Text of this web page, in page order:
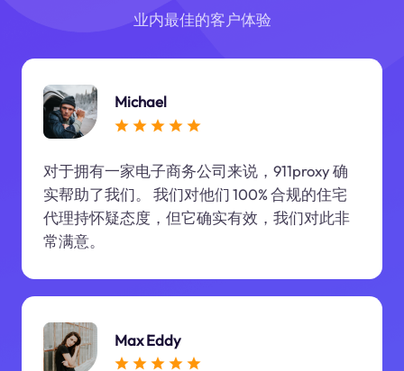
业内最佳的客户体验
Michael
对于拥有一家电子商务公司来说，911proxy 确
实帮助了我们。 我们对他们 100% 合规的住宅
代理持怀疑态度，但它确实有效，我们对此非
常满意。
Max Eddy